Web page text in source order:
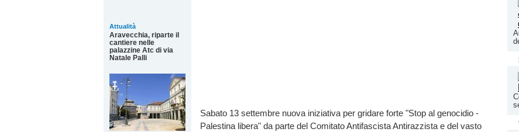
Attualità
Aravecchia, riparte il
cantiere nelle
palazzine Atc di via
Natale Palli
Sabato 13 settembre nuova iniziativa per gridare forte "Stop al genocidio -
Palestina libera" da parte del Comitato Antifascista Antirazzista e del vasto